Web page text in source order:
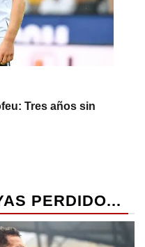
Tres años sin
PERDIDO...